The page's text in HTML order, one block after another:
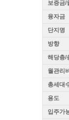
보증금/
융자금
단지명
방향
해당층/
월관리비
총세대
용도
입주가